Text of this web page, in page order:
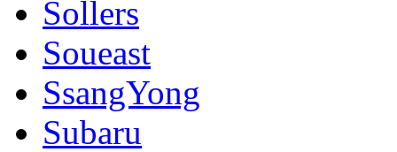
Sollers
Soueast
SsangYong
Subaru